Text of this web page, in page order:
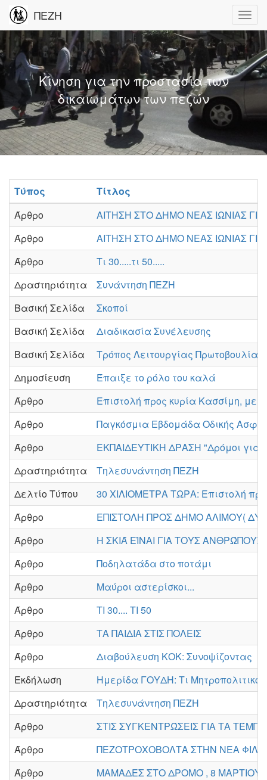
ΠΕΖΗ
Κίνηση για την προστασία των
δικαιωμάτων των πεζών
Τύπος
Τίτλος
Άρθρο
ΑΙΤΗΣΗ ΣΤΟ ΔΗΜΟ ΝΕΑΣ ΙΩΝΙΑΣ ΓΙΑ
Άρθρο
ΑΙΤΗΣΗ ΣΤΟ ΔΗΜΟ ΝΕΑΣ ΙΩΝΙΑΣ
Άρθρο
Τι 30.....τι 50.....
Δραστηριότητα
Συνάντηση ΠΕΖΗ
Βασική Σελίδα
Σκοποί
Βασική Σελίδα
Διαδικασία Συνέλευσης
Βασική Σελίδα
Τρόπος Λειτουργίας
Δημοσίευση
Έπαιξε το ρόλο του καλά
Άρθρο
Επιστολή προς κυρία Κασσίμη, με
Άρθρο
Παγκόσμια Εβδομάδα Οδικής
Άρθρο
ΕΚΠΑΙΔΕΥΤΙΚΗ ΔΡΑΣΗ "Δρόμοι για
Δραστηριότητα
Τηλεσυνάντηση ΠΕΖΗ
Δελτίο Τύπου
30 ΧΙΛΙΟΜΕΤΡΑ ΤΩΡΑ: Επιστολή
Άρθρο
ΕΠΙΣΤΟΛΗ ΠΡΟΣ ΔΗΜΟ ΑΛΙΜΟΥ(
Άρθρο
Η ΣΚΙΆ ΕΊΝΑΙ ΓΙΑ ΤΟΥΣ ΑΝΘΡΏΠΟΥΣ
Άρθρο
Ποδηλατάδα στο ποτάμι
Άρθρο
Μαύροι αστερίσκοι...
Άρθρο
ΤΙ 30.... ΤΙ 50
Άρθρο
ΤΑ ΠΑΙΔΙΑ ΣΤΙΣ ΠΟΛΕΙΣ
Άρθρο
Διαβούλευση ΚΟΚ: Συνοψίζοντας
Εκδήλωση
Ημερίδα ΓΟΥΔΗ: Τι Μητροπολιτικό
Δραστηριότητα
Τηλεσυνάντηση ΠΕΖΗ
Άρθρο
ΣΤΙΣ ΣΥΓΚΕΝΤΡΏΣΕΙΣ ΓΙΑ ΤΑ
Άρθρο
ΠΕΖΟΤΡΟΧΟΒΟΛΤΑ ΣΤΗΝ ΝΕΑ
Άρθρο
ΜΑΜΑΔΕΣ ΣΤΟ ΔΡΟΜΟ , 8 ΜΑΡΤΙΟΥ